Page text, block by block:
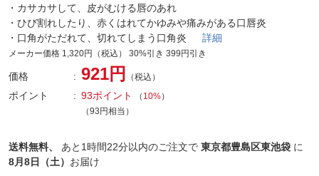
・カサカサして、皮がむける唇のあれ
・ひび割れしたり、赤くはれてかゆみや痛みがある口唇炎
・口角がただれて、切れてしまう口角炎 詳細
メーカー価格 1,320円（税込） 30%引き 399円引き
価格 921円 （税込）
ポイント 93ポイント （ 10%）
（93円相当）
送料無料、 あと 1時間22分以内のご注文で 東京都豊島区東池袋 に
8月8日（土） お届け